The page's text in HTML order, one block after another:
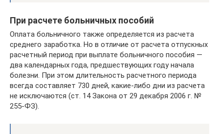
При расчете больничных пособий
Оплата больничного также определяется из расчета
среднего заработка. Но в отличие от расчета отпускных
расчетный период при выплате больничного пособия —
два календарных года, предшествующих году начала
болезни. При этом длительность расчетного периода
всегда составляет 730 дней, какие-либо дни из расчета
не исключаются (ст. 14 Закона от 29 декабря 2006 г. №
255-ФЗ).